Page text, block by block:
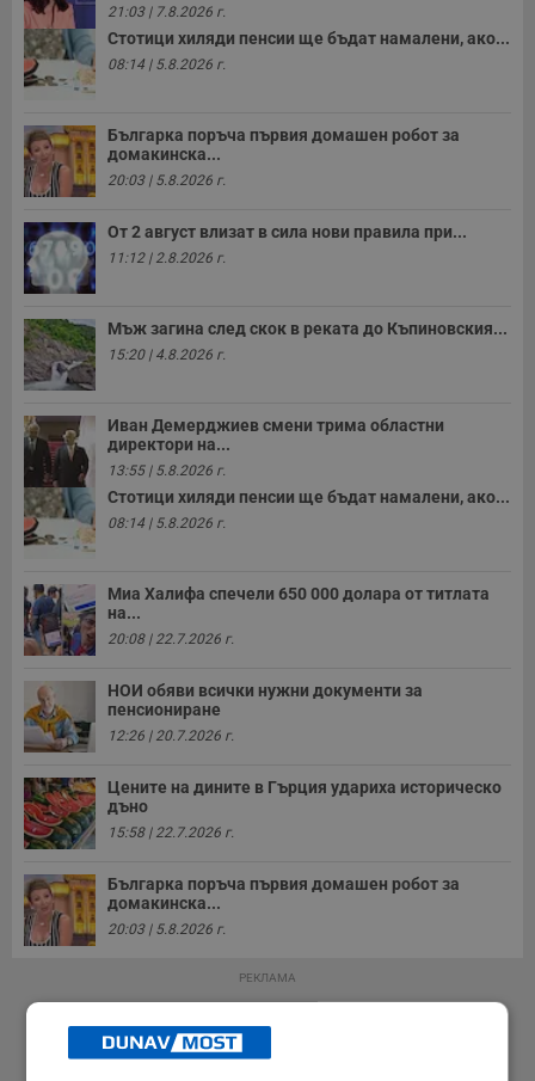
21:03 | 7.8.2026 г.
Стотици хиляди пенсии ще бъдат намалени, ако...
08:14 | 5.8.2026 г.
Българка поръча първия домашен робот за
домакинска...
20:03 | 5.8.2026 г.
От 2 август влизат в сила нови правила при...
11:12 | 2.8.2026 г.
Мъж загина след скок в реката до Къпиновския...
15:20 | 4.8.2026 г.
Иван Демерджиев смени трима областни
директори на...
13:55 | 5.8.2026 г.
Стотици хиляди пенсии ще бъдат намалени, ако...
08:14 | 5.8.2026 г.
Миа Халифа спечели 650 000 долара от титлата
на...
20:08 | 22.7.2026 г.
НОИ обяви всички нужни документи за
пенсиониране
12:26 | 20.7.2026 г.
Цените на дините в Гърция удариха историческо
дъно
15:58 | 22.7.2026 г.
Българка поръча първия домашен робот за
домакинска...
20:03 | 5.8.2026 г.
РЕКЛАМА